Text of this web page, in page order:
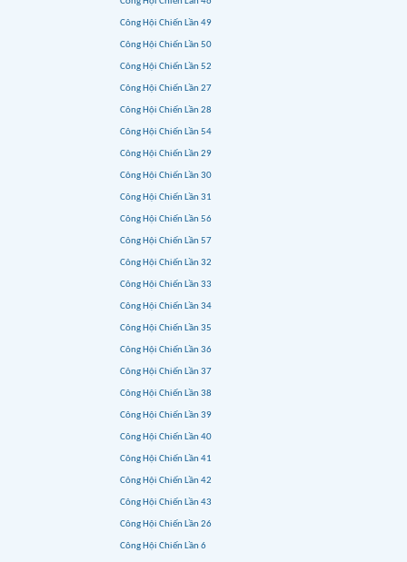
Công Hội Chiến Lần 49
Công Hội Chiến Lần 50
Công Hội Chiến Lần 52
Công Hội Chiến Lần 27
Công Hội Chiến Lần 28
Công Hội Chiến Lần 54
Công Hội Chiến Lần 29
Công Hội Chiến Lần 30
Công Hội Chiến Lần 31
Công Hội Chiến Lần 56
Công Hội Chiến Lần 57
Công Hội Chiến Lần 32
Công Hội Chiến Lần 33
Công Hội Chiến Lần 34
Công Hội Chiến Lần 35
Công Hội Chiến Lần 36
Công Hội Chiến Lần 37
Công Hội Chiến Lần 38
Công Hội Chiến Lần 39
Công Hội Chiến Lần 40
Công Hội Chiến Lần 41
Công Hội Chiến Lần 42
Công Hội Chiến Lần 43
Công Hội Chiến Lần 26
Công Hội Chiến Lần 6